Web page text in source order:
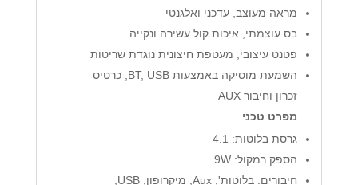
מראה מעוצב, עדכני ואלגנטי
בס עוצמתי, איכות קול עשירה ונקייה
פטנט עיצובי, מעטפת חיצונית נוגדת שריטות
השמעת מוסיקה באמצעות BT, USB, כרטיס
זכרון וחיבור AUX
מפרט טכני
גרסת בלוטות: 4.1
הספק רמקול: 9W